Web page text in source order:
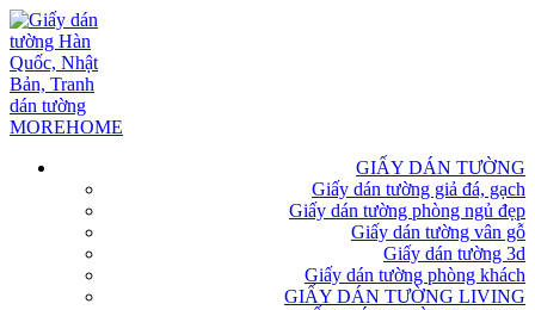
GIẤY DÁN TƯỜNG
Giấy dán tường giả đá, gạch
Giấy dán tường phòng ngủ đẹp
Giấy dán tường vân gỗ
Giấy dán tường 3d
Giấy dán tường phòng khách
GIẤY DÁN TƯỜNG LIVING